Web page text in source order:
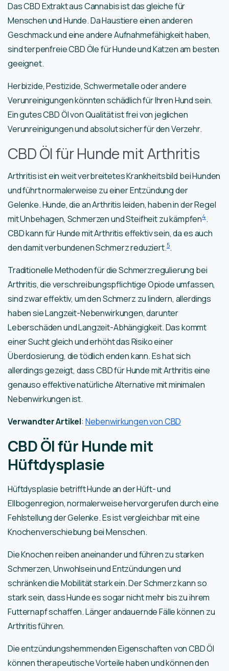
Das CBD Extrakt aus Cannabis ist das gleiche für
Menschen und Hunde. Da Haustiere einen anderen
Geschmack und eine andere Aufnahmefähigkeit haben,
sind terpenfreie CBD Öle für Hunde und Katzen am besten
geeignet.
Herbizide, Pestizide, Schwermetalle oder andere
Verunreinigungen könnten schädlich für Ihren Hund sein.
Ein gutes CBD Öl von Qualität ist frei von jeglichen
Verunreinigungen und absolut sicher für den Verzehr.
CBD Öl für Hunde mit Arthritis
Arthritis ist ein weit verbreitetes Krankheitsbild bei Hunden
und führt normalerweise zu einer Entzündung der
Gelenke. Hunde, die an Arthritis leiden, haben in der Regel
mit Unbehagen, Schmerzen und Steifheit zu kämpfen4.
CBD kann für Hunde mit Arthritis effektiv sein, da es auch
den damit verbundenen Schmerz reduziert.5.
Traditionelle Methoden für die Schmerzregulierung bei
Arthritis, die verschreibungspflichtige Opiode umfassen,
sind zwar effektiv, um den Schmerz zu lindern, allerdings
haben sie Langzeit-Nebenwirkungen, darunter
Leberschäden und Langzeit-Abhängigkeit. Das kommt
einer Sucht gleich und erhöht das Risiko einer
Überdosierung, die tödlich enden kann. Es hat sich
allerdings gezeigt, dass CBD für Hunde mit Arthritis eine
genauso effektive natürliche Alternative mit minimalen
Nebenwirkungen ist.
Verwandter Artikel: Nebenwirkungen von CBD
CBD Öl für Hunde mit
Hüftdysplasie
Hüftdysplasie betrifft Hunde an der Hüft- und
Ellbogenregion, normalerweise hervorgerufen durch eine
Fehlstellung der Gelenke. Es ist vergleichbar mit eine
Knochenverschiebung bei Menschen.
Die Knochen reiben aneinander und führen zu starken
Schmerzen, Unwohlsein und Entzündungen und
schränken die Mobilität stark ein. Der Schmerz kann so
stark sein, dass Hunde es sogar nicht mehr bis zu ihrem
Futternapf schaffen. Länger andauernde Fälle können zu
Arthritis führen.
Die entzündungshemmenden Eigenschaften von CBD Öl
können therapeutische Vorteile haben und können den